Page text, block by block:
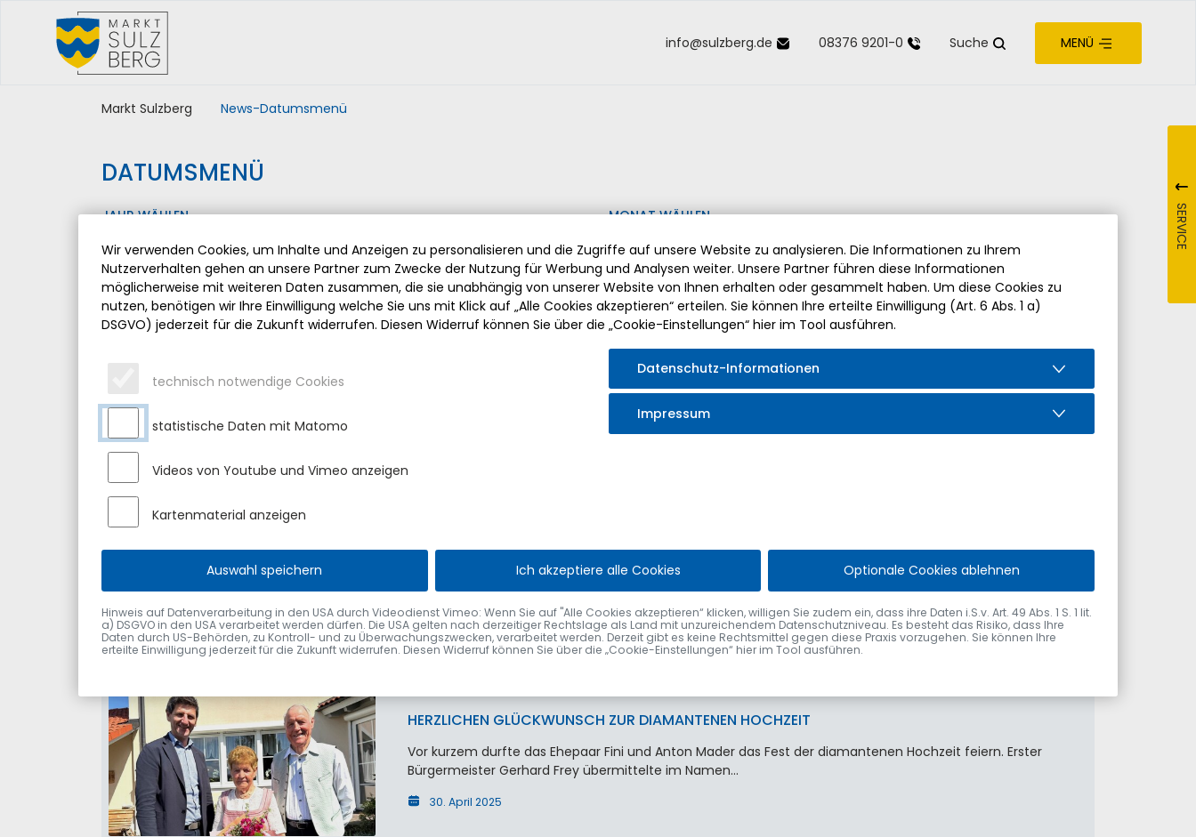
Inhalt der Seite anspringen
Informationen und Einstellungen zur Barrierefreiheit
info@sulzberg.de 08376 9201-0 Suche MENÜ
SERVICE
Markt Sulzberg News-Datumsmenü
DATUMSMENÜ
JAHR WÄHLEN MONAT WÄHLEN
HERZLICHEN GLÜCKWUNSCH ZUR ZUSATZAUSBILDUNG
Pädagogik“ erfolgreich absolviert.
HERZLICHEN GLÜCKWUNSCH ZUR DIAMANTENEN HOCHZEIT
Vor kurzem durfte das Ehepaar Elfriede und Franz Pitzl aus Moosbach das Fest der diamantenen
Hochzeit feiern. Erster Bürgermeister Gerhard Frey…
30. April 2025
HERZLICHEN GLÜCKWUNSCH ZUR DIAMANTENEN HOCHZEIT
Vor kurzem durfte das Ehepaar Fini und Anton Mader das Fest der diamantenen Hochzeit feiern. Erster
Bürgermeister Gerhard Frey übermittelte im Namen…
30. April 2025
Wir verwenden Cookies, um Inhalte und Anzeigen zu personalisieren und die Zugriffe auf unsere Website zu analysieren. Die Informationen zu Ihrem
Nutzerverhalten gehen an unsere Partner zum Zwecke der Nutzung für Werbung und Analysen weiter. Unsere Partner führen diese Informationen
möglicherweise mit weiteren Daten zusammen, die sie unabhängig von unserer Website von Ihnen erhalten oder gesammelt haben. Um diese Cookies zu
nutzen, benötigen wir Ihre Einwilligung welche Sie uns mit Klick auf „Alle Cookies akzeptieren“ erteilen. Sie können Ihre erteilte Einwilligung (Art. 6 Abs. 1 a)
DSGVO) jederzeit für die Zukunft widerrufen. Diesen Widerruf können Sie über die „Cookie-Einstellungen“ hier im Tool ausführen.
technisch notwendige Cookies
statistische Daten mit Matomo
Videos von Youtube und Vimeo anzeigen
Kartenmaterial anzeigen
Datenschutz-Informationen
Impressum
Auswahl speichern Ich akzeptiere alle Cookies Optionale Cookies ablehnen
Hinweis auf Datenverarbeitung in den USA durch Videodienst Vimeo: Wenn Sie auf "Alle Cookies akzeptieren“ klicken, willigen Sie zudem ein, dass ihre Daten i.S.v. Art. 49 Abs. 1 S. 1 lit.
a) DSGVO in den USA verarbeitet werden dürfen. Die USA gelten nach derzeitiger Rechtslage als Land mit unzureichendem Datenschutzniveau. Es besteht das Risiko, dass Ihre
Daten durch US-Behörden, zu Kontroll- und zu Überwachungszwecken, verarbeitet werden. Derzeit gibt es keine Rechtsmittel gegen diese Praxis vorzugehen. Sie können Ihre
erteilte Einwilligung jederzeit für die Zukunft widerrufen. Diesen Widerruf können Sie über die „Cookie-Einstellungen“ hier im Tool ausführen.